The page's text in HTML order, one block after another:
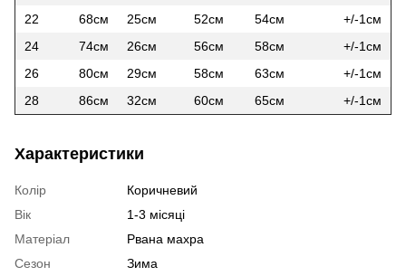
22
68см 25см 52см 54см
+/-1см
24
74см 26см 56см 58см
+/-1см
26
80см 29см 58см 63см
+/-1см
28
86см 32см 60см 65см +/-1см
Характеристики
Колір
Коричневий
Вік
1-3 місяці
Матеріал
Рвана махра
Сезон
Зима